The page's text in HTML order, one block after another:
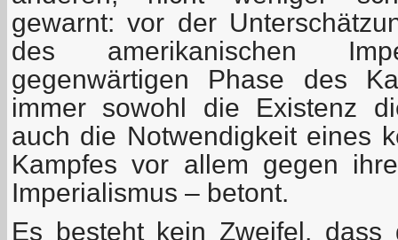
gewarnt: vor der
des amerikanischen
gegenwärtigen Phase des
immer sowohl die Existenz
auch die Notwendigkeit eines
Kampfes vor allem gegen
Imperialismus – betont.
Es besteht kein Zweifel, dass